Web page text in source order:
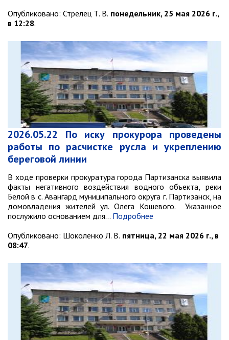
Муниципальный контроль
контроль
Муниципальный контроль на
автомобильном транспорте,
городском наземном
электрическом транспорте и в
дорожном хозяйстве
Муниципальный лесной контроль
Муниципальный земельный
контроль
Муниципальный контроль в сфере
благоустройства
Муниципальный контроль за
исполнением единой
теплоснабжающей организацией
обязательств по строительству,
реконструкции и (или)
модернизации объектов
Перечни информационных систем
Средства массовой информации
Антитеррористическая деятельность
Независимая антикоррупционная
экспертиза
Опубликовано: Стрелец Т. В. понедельник, 25 мая 2026 г.,
в 12:28.
2026.05.22 По иску прокурора проведены
работы по расчистке русла и укреплению
береговой линии
В ходе проверки прокуратура города Партизанска выявила
факты негативного воздействия водного объекта, реки
Белой в с. Авангард муниципального округа г. Партизанск, на
домовладения жителей ул. Олега Кошевого. Указанное
послужило основанием для… Подробнее
Опубликовано: Шоколенко Л. В. пятница, 22 мая 2026 г., в
08:47.